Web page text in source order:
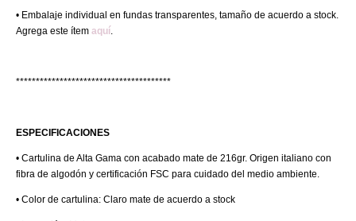
• Embalaje individual en fundas transparentes, tamaño de acuerdo a stock.
Agrega este ítem aquí.
***************************************
ESPECIFICACIONES
• Cartulina de Alta Gama con acabado mate de 216gr. Origen italiano con
fibra de algodón y certificación FSC para cuidado del medio ambiente.
• Color de cartulina: Claro mate de acuerdo a stock